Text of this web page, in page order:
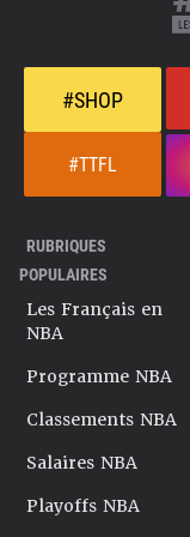
#SHOP
#TTFL
RUBRIQUES
POPULAIRES
Les Français en
NBA
Programme NBA
Classements NBA
Salaires NBA
Playoffs NBA